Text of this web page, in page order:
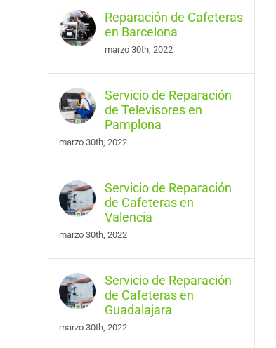
Reparación de Cafeteras
en Barcelona
marzo 30th, 2022
Servicio de Reparación
de Televisores en
Pamplona
marzo 30th, 2022
Servicio de Reparación
de Cafeteras en
Valencia
marzo 30th, 2022
Servicio de Reparación
de Cafeteras en
Guadalajara
marzo 30th, 2022